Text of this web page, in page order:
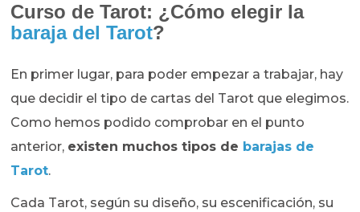
Curso de Tarot: ¿Cómo elegir la
baraja del Tarot?
En primer lugar, para poder empezar a trabajar, hay
que decidir el tipo de cartas del Tarot que elegimos.
Como hemos podido comprobar en el punto
anterior, existen muchos tipos de barajas de
Tarot.
Cada Tarot, según su diseño, su escenificación, su